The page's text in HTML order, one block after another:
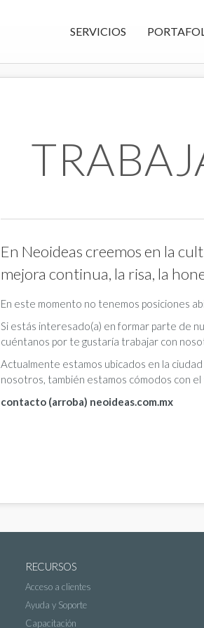
SERVICIOS
En Neoideas creemos en la
mejora continua, la risa, la
En este momento no tenemos posiciones
Si estás interesado(a) en formar parte de
cuéntanos por te gustaría trabajar con
Actualmente estamos ubicados en la
nosotros, también estamos cómodos con
contacto (arroba) neoideas.com.mx
RECURSOS
Acceso a clientes
Ayuda y Soporte
Capacitación